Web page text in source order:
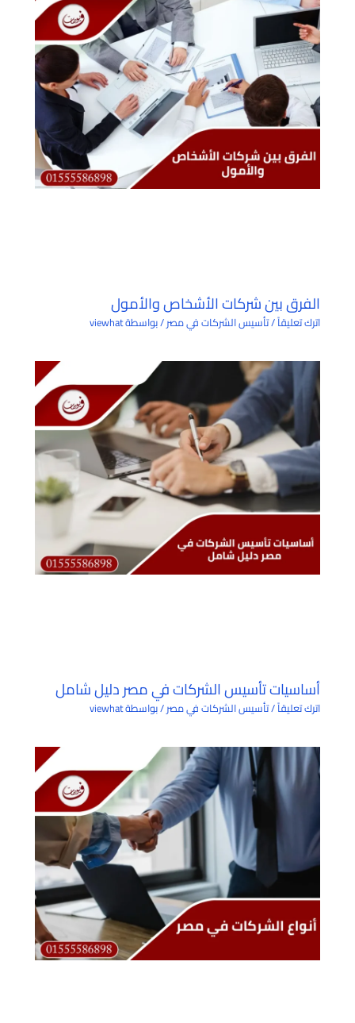
الفرق بين شركات الأشخاص والأمول
اترك تعليقاً/تأسيس الشركات في مصر/ بواسطةviewhat
أساسيات تأسيس الشركات في مصر دليل شامل
اترك تعليقاً/تأسيس الشركات في مصر/ بواسطةviewhat